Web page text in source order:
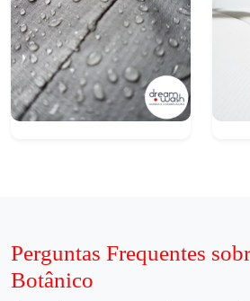
Perguntas Frequentes
Botânico